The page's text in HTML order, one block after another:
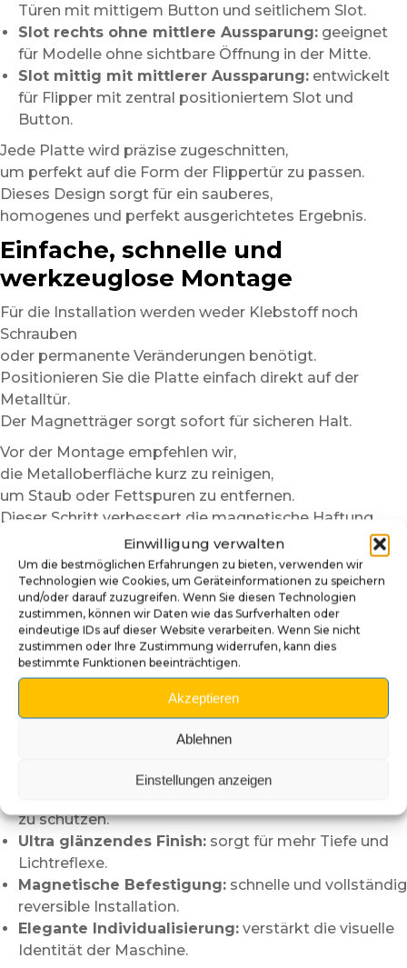
Einwilligung verwalten
Um die bestmöglichen Erfahrungen zu bieten, verwenden wir
Technologien wie Cookies, um Geräteinformationen zu speichern
und/oder darauf zuzugreifen. Wenn Sie diesen Technologien
zustimmen, können wir Daten wie das Surfverhalten oder
eindeutige IDs auf dieser Website verarbeiten. Wenn Sie nicht
zustimmen oder Ihre Zustimmung widerrufen, kann dies
bestimmte Funktionen beeinträchtigen.
Akzeptieren
Ablehnen
Einstellungen anzeigen
Türen mit mittigem Button und seitlichem Slot.
Slot rechts ohne mittlere Aussparung: geeignet
für Modelle ohne sichtbare Öffnung in der Mitte.
Slot mittig mit mittlerer Aussparung: entwickelt
für Flipper mit zentral positioniertem Slot und
Button.
Jede Platte wird präzise zugeschnitten,
um perfekt auf die Form der Flippertür zu passen.
Dieses Design sorgt für ein sauberes,
homogenes und perfekt ausgerichtetes Ergebnis.
Einfache, schnelle und
werkzeuglose Montage
Für die Installation werden weder Klebstoff noch
Schrauben
oder permanente Veränderungen benötigt.
Positionieren Sie die Platte einfach direkt auf der
Metalltür.
Der Magnetträger sorgt sofort für sicheren Halt.
Vor der Montage empfehlen wir,
die Metalloberfläche kurz zu reinigen,
um Staub oder Fettspuren zu entfernen.
Dieser Schritt verbessert die magnetische Haftung
und garantiert ein noch saubereres Finish.
Dank ihres magnetischen Designs können die Platten
problemlos entfernt oder ausgetauscht werden.
So können Sie das Design jederzeit
an Ihre Wünsche, Ihre Sammlung oder das Thema Ihrer
Gameroom anpassen.
Die Vorteile der kompletten
Türblenden
Optik des Flippers.
zu schützen.
Ultra glänzendes Finish: sorgt für mehr Tiefe und
Lichtreflexe.
Magnetische Befestigung: schnelle und vollständig
reversible Installation.
Elegante Individualisierung: verstärkt die visuelle
Identität der Maschine.